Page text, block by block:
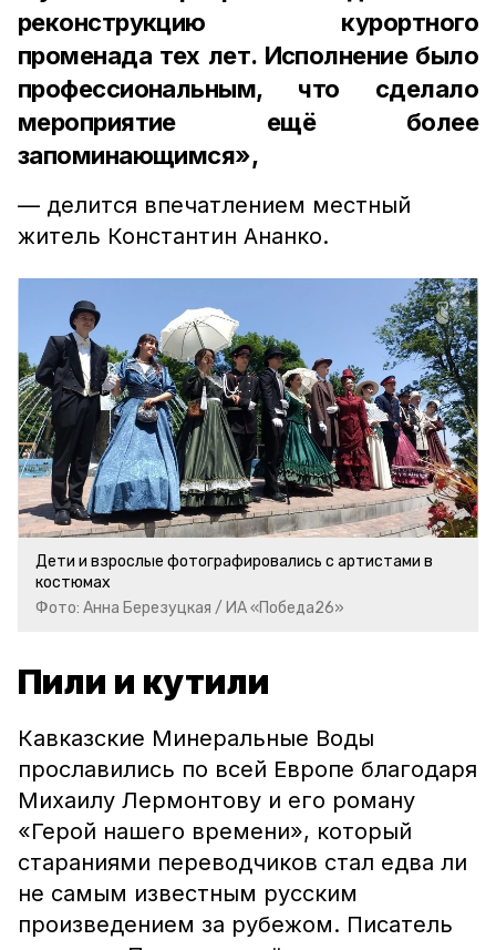
реконструкцию курортного
променада тех лет. Исполнение было
профессиональным, что сделало
мероприятие ещё более
запоминающимся»,
— делится впечатлением местный
житель Константин Ананко.
Дети и взрослые фотографировались с артистами в
костюмах
Фото: Анна Березуцкая / ИА «Победа26»
Пили и кутили
Кавказские Минеральные Воды
прославились по всей Европе благодаря
Михаилу Лермонтову и его роману
«Герой нашего времени», который
стараниями переводчиков стал едва ли
не самым известным русским
произведением за рубежом. Писатель